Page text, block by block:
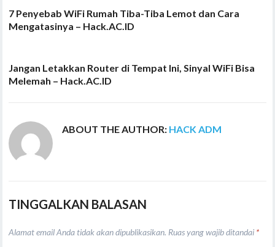
7 Penyebab WiFi Rumah Tiba-Tiba Lemot dan Cara
Mengatasinya – Hack.AC.ID
Jangan Letakkan Router di Tempat Ini, Sinyal WiFi Bisa
Melemah – Hack.AC.ID
ABOUT THE AUTHOR: HACK ADM
TINGGALKAN BALASAN
Alamat email Anda tidak akan dipublikasikan. Ruas yang wajib ditandai *